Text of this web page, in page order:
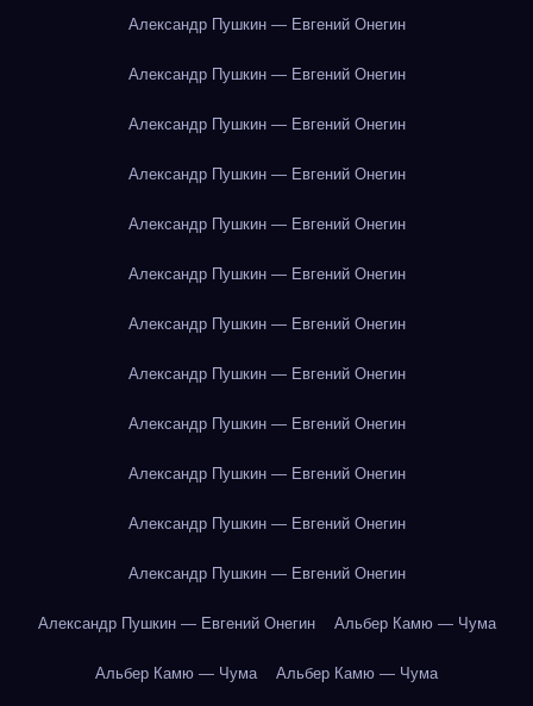
Александр Пушкин — Евгений Онегин
Александр Пушкин — Евгений Онегин
Александр Пушкин — Евгений Онегин
Александр Пушкин — Евгений Онегин
Александр Пушкин — Евгений Онегин
Александр Пушкин — Евгений Онегин
Александр Пушкин — Евгений Онегин
Александр Пушкин — Евгений Онегин
Александр Пушкин — Евгений Онегин
Александр Пушкин — Евгений Онегин
Александр Пушкин — Евгений Онегин
Александр Пушкин — Евгений Онегин
Александр Пушкин — Евгений Онегин Альбер Камю — Чума
Альбер Камю — Чума Альбер Камю — Чума